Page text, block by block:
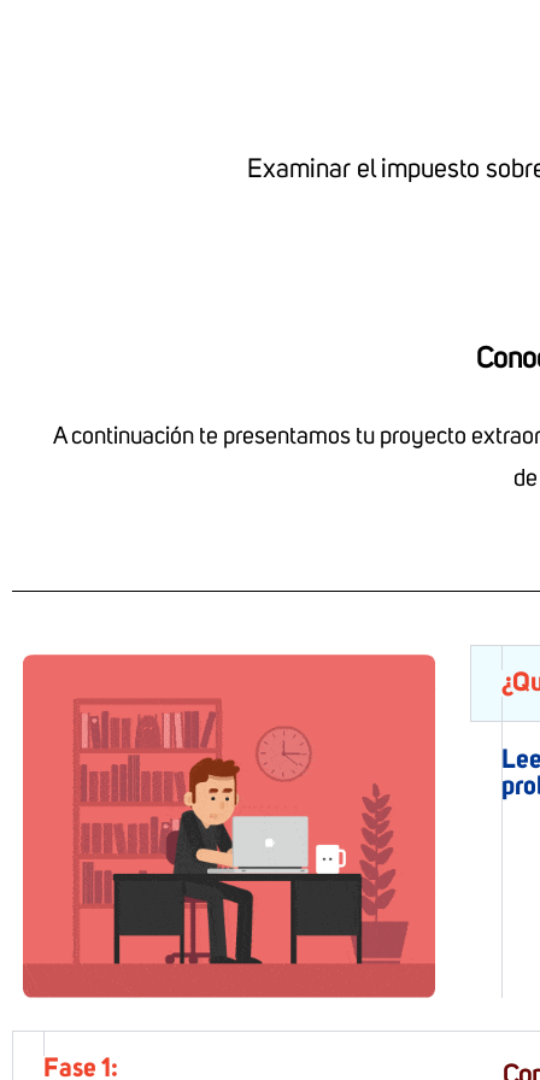
Examinar el impuesto
A continuación te presentamos tu proyecto
Fase 1: